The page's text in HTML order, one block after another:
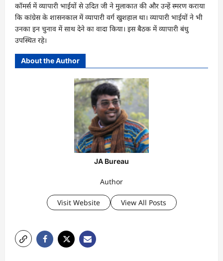
कॉमर्स में व्यापारी भाईयों से उदित जी ने मुलाकात की और उन्हें स्मरण कराया
कि कांग्रेस के शासनकाल में व्यापारी वर्ग खुशहाल था। व्यापारी भाईयों ने भी
उनका इन चुनाव में साथ देने का वादा किया। इस बैठक में व्यापारी बंधु
उपस्थित रहे।
About the Author
JA Bureau
Author
Visit Website View All Posts